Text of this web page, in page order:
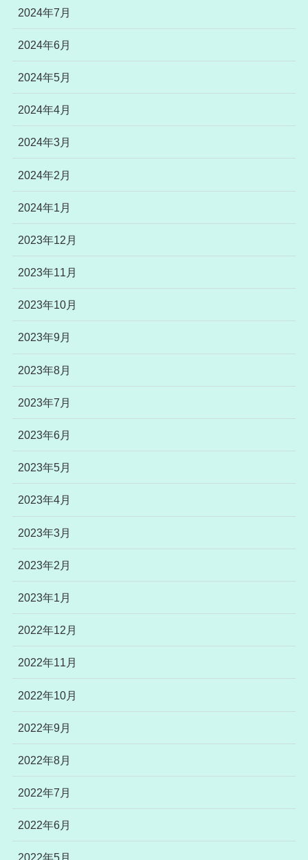
2024年7月
2024年6月
2024年5月
2024年4月
2024年3月
2024年2月
2024年1月
2023年12月
2023年11月
2023年10月
2023年9月
2023年8月
2023年7月
2023年6月
2023年5月
2023年4月
2023年3月
2023年2月
2023年1月
2022年12月
2022年11月
2022年10月
2022年9月
2022年8月
2022年7月
2022年6月